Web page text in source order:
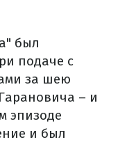
был
подаче с
за шею
– и
эпизоде
и был